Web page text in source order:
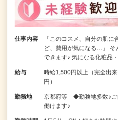
仕事内容
「このコスメ、自分の肌
ど、費用が気になる…」 そ
できます♪ 気になる化粧品
給与
時給1,500円以上（完全出
円）
勤務地
京都府等 ◆勤務地多数♪ご
働けます♪